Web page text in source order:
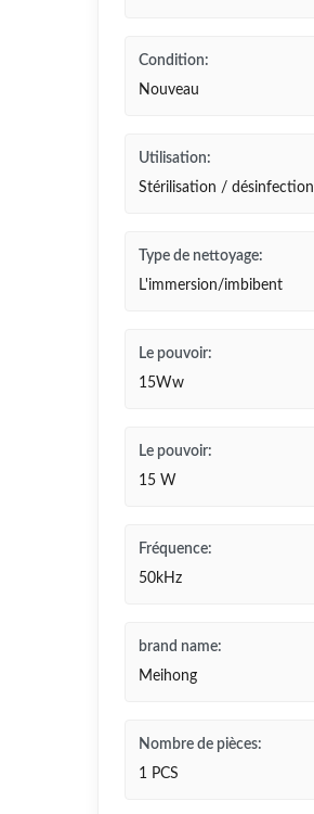
Condition:
Nouveau
Utilisation:
Stérilisation / désinfection
Type de nettoyage:
L'immersion/imbibent
Le pouvoir:
15Ww
Le pouvoir:
15 W
Fréquence:
50kHz
brand name:
Meihong
Nombre de pièces:
1 PCS